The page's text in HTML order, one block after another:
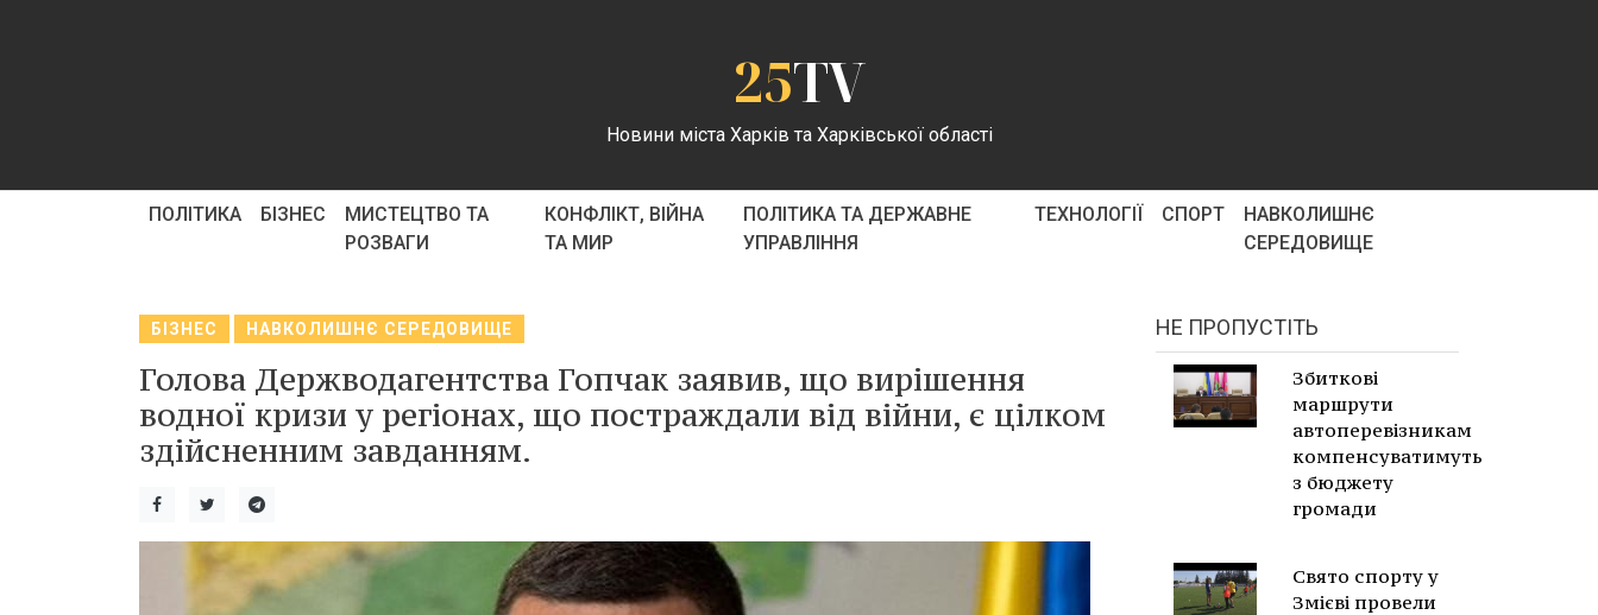
25TV
Новини міста Харків та Харківської області
ПОЛІТИКА БІЗНЕС
МИСТЕЦТВО ТА
РОЗВАГИ
КОНФЛІКТ, ВІЙНА
ТА МИР
ПОЛІТИКА ТА ДЕРЖАВНЕ
УПРАВЛІННЯ
ТЕХНОЛОГІЇ СПОРТ
НАВКОЛИШНЄ
СЕРЕДОВИЩЕ
БІЗНЕС НАВКОЛИШНЄ СЕРЕДОВИЩЕ
Голова Держводагентства Гопчак заявив, що вирішення
водної кризи у регіонах, що постраждали від війни, є цілком
здійсненним завданням.
НЕ ПРОПУСТІТЬ
Збиткові
маршрути
автоперевізникам
компенсуватимуть
з бюджету
громади
Свято спорту у
Змієві провели